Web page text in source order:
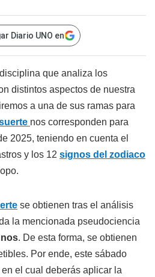
Diario UNO en
que analiza los
distintos aspectos de nuestra
a una de sus ramas para
nos corresponden para
2025, teniendo en cuenta el
y los 12 signos del zodiaco
se obtienen tras el análisis
la mencionada pseudociencia
. De esta forma, se obtienen
Por ende, este sábado
el cual deberás aplicar la